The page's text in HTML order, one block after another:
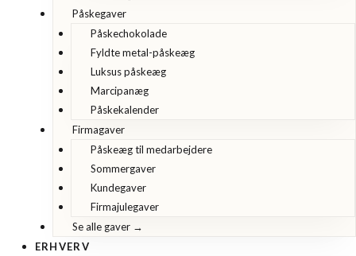
Påskegaver
Påskechokolade
Fyldte metal-påskeæg
Luksus påskeæg
Marcipanæg
Påskekalender
Firmagaver
Påskeæg til medarbejdere
Sommergaver
Kundegaver
Firmajulegaver
Se alle gaver →
ERHVERV